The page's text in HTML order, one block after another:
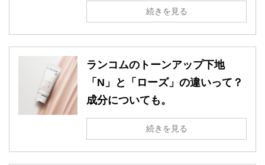
続きを見る
ランコムのトーンアップ下地
「N」と「ローズ」の違いって？
成分についても。
続きを見る